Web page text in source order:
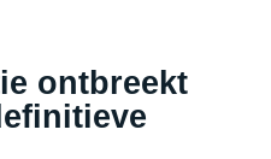
ontbreekt